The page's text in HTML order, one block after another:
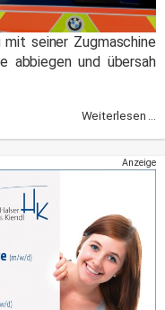
seiner Zugmaschine
abbiegen und übersah
Weiterlesen ...
Anzeige